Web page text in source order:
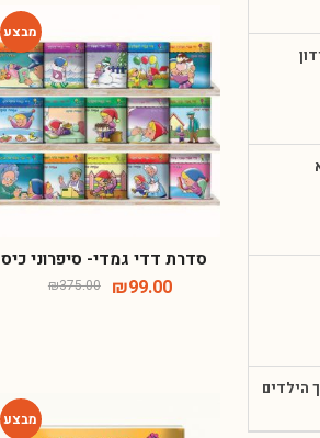
הילדים
-74%
סדרת דדי גמדי- סיפרוני כיס
₪375.00 ₪99.00